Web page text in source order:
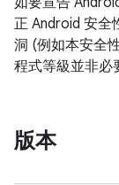
正 Android 安全
洞 (例如本安全
程式等級並非必
版本